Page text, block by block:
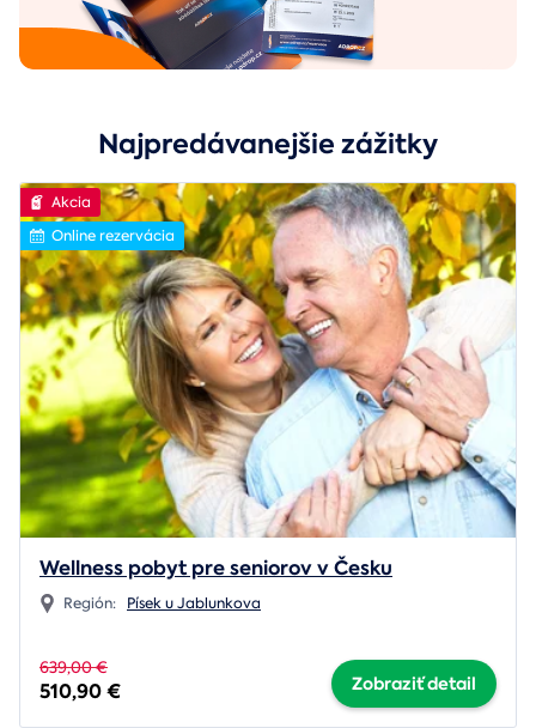
Najpredávanejšie zážitky
Akcia
Online rezervácia
Wellness pobyt pre seniorov v Česku
Región: Písek u Jablunkova
639,00 €
510,90 € Zobraziť detail